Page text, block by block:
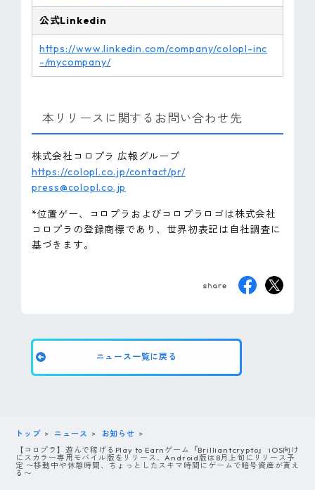
公式Linkedin
https://www.linkedin.com/company/colopl-inc
-/mycompany/
本リリースに関するお問い合わせ先
株式会社コロプラ 広報グループ
https://colopl.co.jp/contact/pr/
press@colopl.co.jp
*位置ゲー、コロプラおよびコロプラロゴは株式会社
コロプラの登録商標であり、世界初表記は自社調査に
基づきます。
ニュース一覧に戻る
トップ ニュース
お知らせ
【コロプラ】遊んで稼げるPlay to Earnゲーム『Brilliantcrypto』 iOS向け
にスカラー専用モバイル版をリリース、Android版は8月上旬にリリース予
定 〜移動中や休憩時間、ちょっとしたスキマ時間にゲームで暗号資産が貰え
る〜